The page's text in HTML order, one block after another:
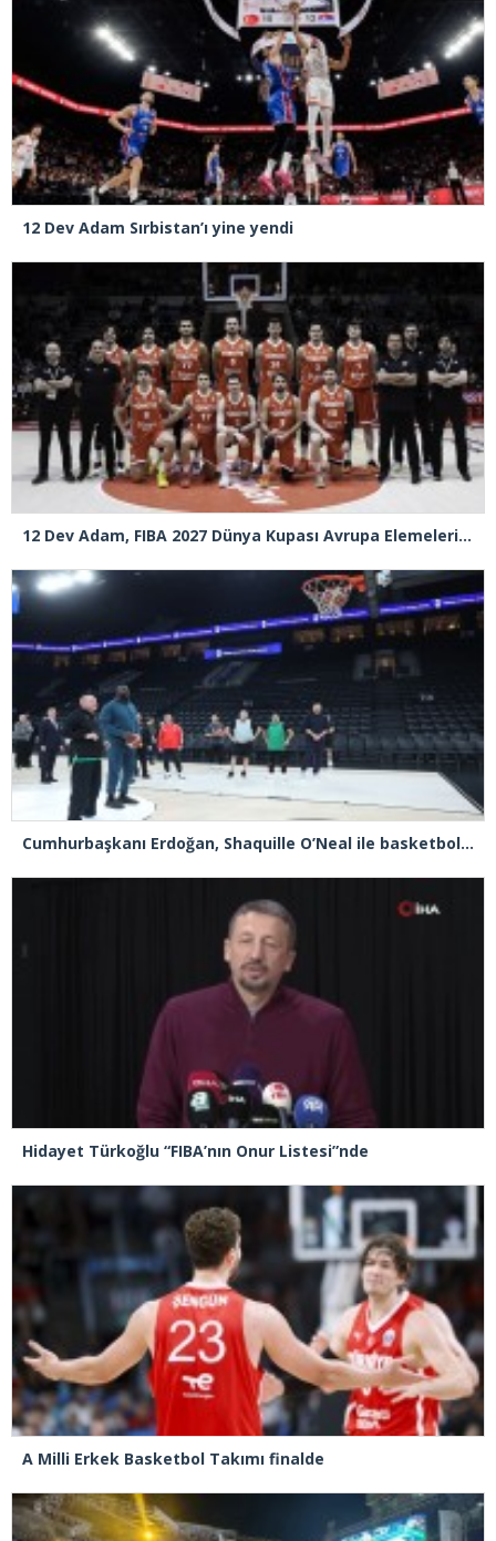
12 Dev Adam Sırbistan’ı yine yendi
12 Dev Adam, FIBA 2027 Dünya Kupası Avrupa Elemeleri’nde Sırbistan’ı deplasmanda 82-78 yeni
Cumhurbaşkanı Erdoğan, Shaquille O’Neal ile basketbol oynadı
Hidayet Türkoğlu “FIBA’nın Onur Listesi”nde
A Milli Erkek Basketbol Takımı finalde